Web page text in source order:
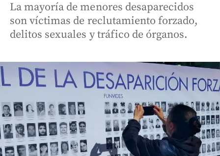
La mayoría de menores desaparecidos
son víctimas de reclutamiento forzado,
delitos sexuales y tráfico de órganos.